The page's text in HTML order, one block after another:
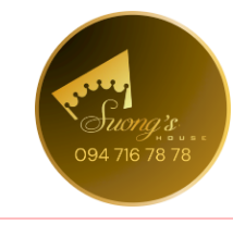
suonghouse.com